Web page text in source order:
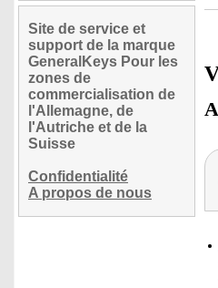
Site de service et
support de la marque
GeneralKeys Pour les
zones de
commercialisation de
l'Allemagne, de
l'Autriche et de la
Suisse
Confidentialité
A propos de nous